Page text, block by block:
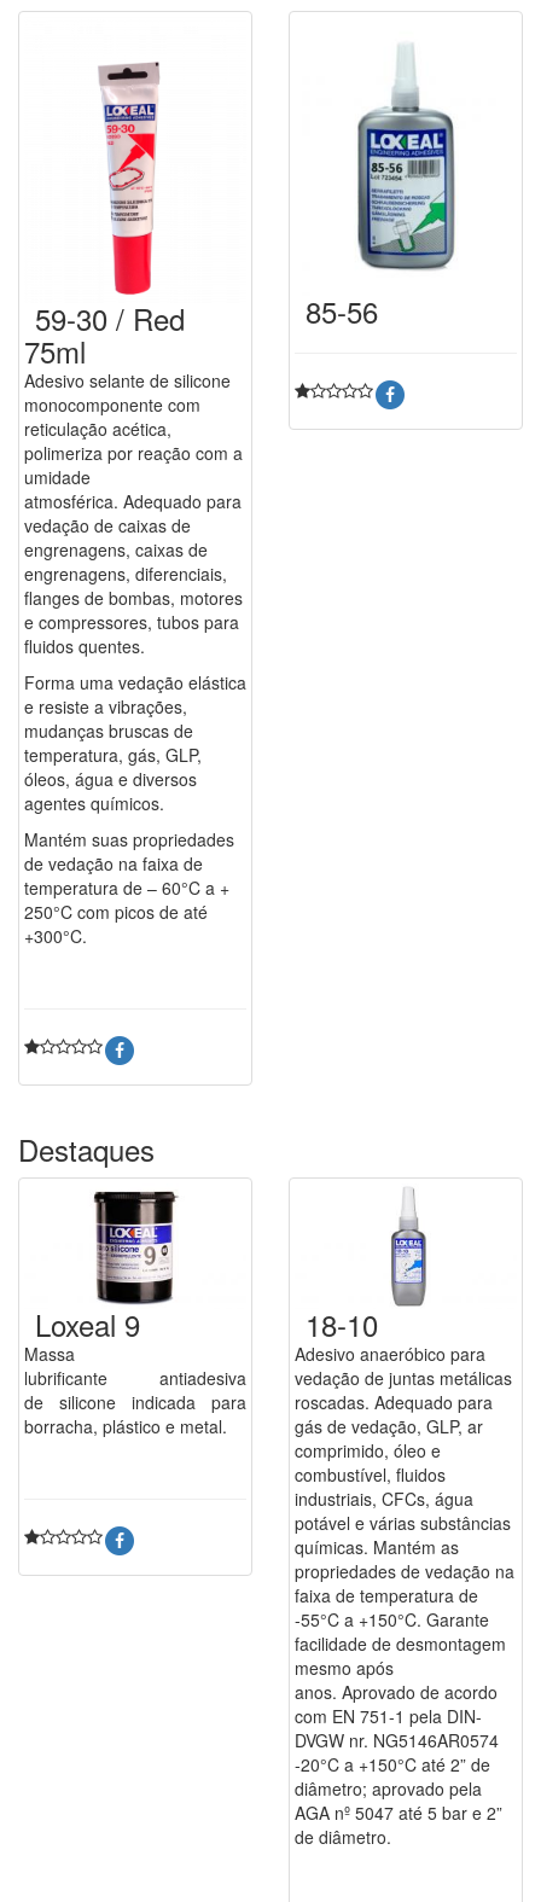
59-30 / Red
75ml
Adesivo selante de silicone
monocomponente com
reticulação acética,
polimeriza por reação com a
umidade
atmosférica. Adequado para
vedação de caixas de
engrenagens, caixas de
engrenagens, diferenciais,
flanges de bombas, motores
e compressores, tubos para
fluidos quentes.
Forma uma vedação elástica
e resiste a vibrações,
mudanças bruscas de
temperatura, gás, GLP,
óleos, água e diversos
agentes químicos.
Mantém suas propriedades
de vedação na faixa de
temperatura de – 60°C a +
250°C com picos de até
+300°C.
85-56
Destaques
Loxeal 9
Massa
lubrificante antiadesiva
de silicone indicada para
borracha, plástico e metal.
18-10
Adesivo anaeróbico para
vedação de juntas metálicas
roscadas. Adequado para
gás de vedação, GLP, ar
comprimido, óleo e
combustível, fluidos
industriais, CFCs, água
potável e várias substâncias
químicas. Mantém as
propriedades de vedação na
faixa de temperatura de
-55°C a +150°C. Garante
facilidade de desmontagem
mesmo após
anos. Aprovado de acordo
com EN 751-1 pela DIN-
DVGW nr. NG5146AR0574
-20°C a +150°C até 2” de
diâmetro; aprovado pela
AGA nº 5047 até 5 bar e 2”
de diâmetro.